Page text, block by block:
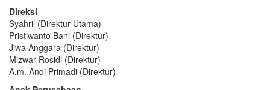
Direksi
Syahril (Direktur Utama)
Pristiwanto Bani (Direktur)
Jiwa Anggara (Direktur)
Mizwar Rosidi (Direktur)
A.m. Andi Primadi (Direktur)